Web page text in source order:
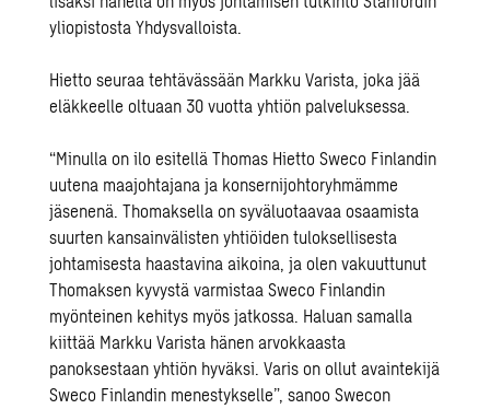
yliopistosta Yhdysvalloista.
Hietto seuraa tehtävässään Markku Varista, joka jää
eläkkeelle oltuaan 30 vuotta yhtiön palveluksessa.
“Minulla on ilo esitellä Thomas Hietto Sweco Finlandin
uutena maajohtajana ja konsernijohtoryhmämme
jäsenenä. Thomaksella on syväluotaavaa osaamista
suurten kansainvälisten yhtiöiden tuloksellisesta
johtamisesta haastavina aikoina, ja olen vakuuttunut
Thomaksen kyvystä varmistaa Sweco Finlandin
myönteinen kehitys myös jatkossa. Haluan samalla
kiittää Markku Varista hänen arvokkaasta
panoksestaan yhtiön hyväksi. Varis on ollut avaintekijä
Sweco Finlandin menestykselle”, sanoo Swecon